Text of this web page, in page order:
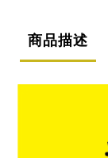
商品描述